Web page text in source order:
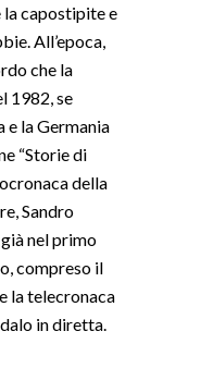
capostipite e
All’epoca,
che la
1982, se
e la Germania
“Storie di
della
Sandro
nel primo
compreso il
la telecronaca
in diretta.